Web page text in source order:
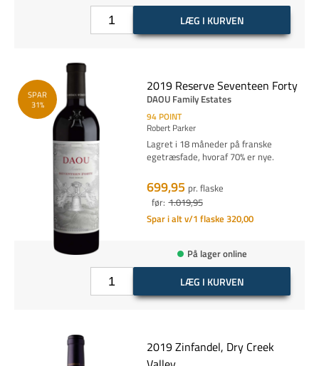
LÆG I KURVEN
SPAR
31%
2019 Reserve Seventeen Forty
DAOU Family Estates
94 POINT
Robert Parker
Lagret i 18 måneder på franske
egetræsfade, hvoraf 70% er nye.
699,95 pr. flaske
før: 1.019,95
Spar i alt v/1 flaske 320,00
På lager online
LÆG I KURVEN
2019 Zinfandel, Dry Creek